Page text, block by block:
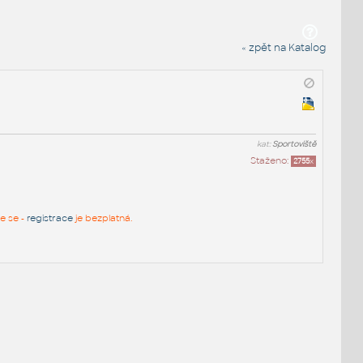
« zpět na Katalog
kat:Sportoviště
Staženo: 2755x
se - registraceje bezplatná.